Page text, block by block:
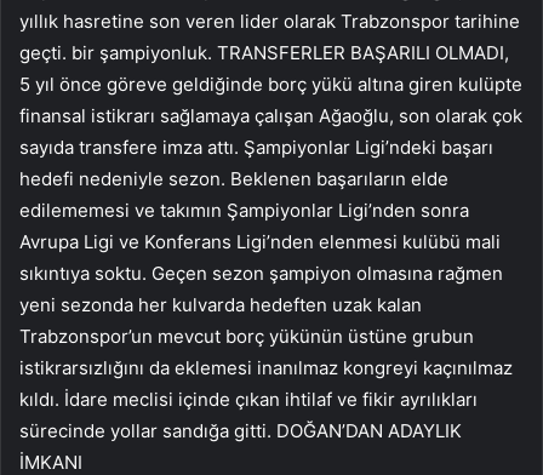
yıllık hasretine son veren lider olarak Trabzonspor tarihine
geçti. bir şampiyonluk. TRANSFERLER BAŞARILI OLMADI,
5 yıl önce göreve geldiğinde borç yükü altına giren kulüpte
finansal istikrarı sağlamaya çalışan Ağaoğlu, son olarak çok
sayıda transfere imza attı. Şampiyonlar Ligi’ndeki başarı
hedefi nedeniyle sezon. Beklenen başarıların elde
edilememesi ve takımın Şampiyonlar Ligi’nden sonra
Avrupa Ligi ve Konferans Ligi’nden elenmesi kulübü mali
sıkıntıya soktu. Geçen sezon şampiyon olmasına rağmen
yeni sezonda her kulvarda hedeften uzak kalan
Trabzonspor’un mevcut borç yükünün üstüne grubun
istikrarsızlığını da eklemesi inanılmaz kongreyi kaçınılmaz
kıldı. İdare meclisi içinde çıkan ihtilaf ve fikir ayrılıkları
sürecinde yollar sandığa gitti. DOĞAN’DAN ADAYLIK
İMKANI